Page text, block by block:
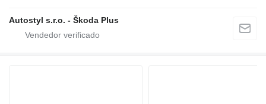
Autostyl s.r.o. - Škoda Plus